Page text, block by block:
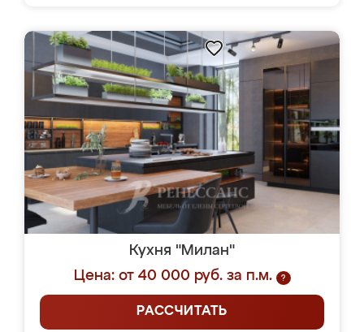
Кухня "Милан"
Цена: от 40 000 руб. за п.м.
?
РАССЧИТАТЬ